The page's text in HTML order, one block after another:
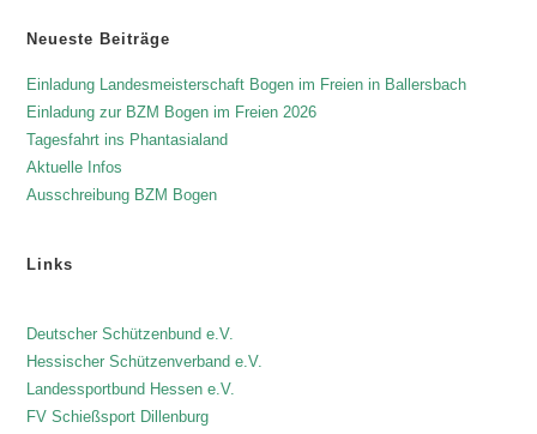
Neueste Beiträge
Einladung Landesmeisterschaft Bogen im Freien in Ballersbach
Einladung zur BZM Bogen im Freien 2026
Tagesfahrt ins Phantasialand
Aktuelle Infos
Ausschreibung BZM Bogen
Links
Deutscher Schützenbund e.V.
Hessischer Schützenverband e.V.
Landessportbund Hessen e.V.
FV Schießsport Dillenburg